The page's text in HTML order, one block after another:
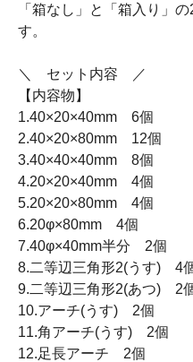
「箱なし」と「箱入り」
す。
＼ セット内容 ／
【内容物】
1.40×20×40mm 6個
2.40×20×80mm 12個
3.40×40×40mm 8個
4.20×20×40mm 4個
5.20×20×80mm 4個
6.20φ×80mm 4個
7.40φ×40mm半分 2個
8.二等辺三角形2(うす) 4
9.二等辺三角形2(あつ) 2
10.アーチ(うす) 2個
11.角アーチ(うす) 2個
12.足長アーチ 2個